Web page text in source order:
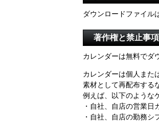
ダウンロードファイル
著作権と禁止事項
カレンダーは無料でダ
カレンダーは個人また
素材として再配布する
例えば、以下のような
・自社、自店の営業日
・自社、自店の勤務シ